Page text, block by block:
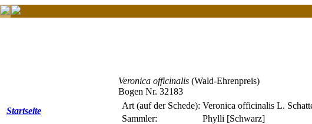
Startseite
Veronica officinalis (Wald-Ehrenpreis)
Bogen Nr. 32183
Art (auf der Schede): Veronica officinalis L.
Sammler:
Phylli [Schwarz]